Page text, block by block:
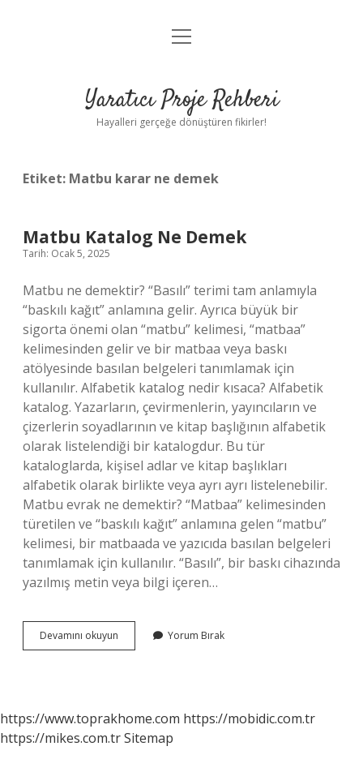
Anasayfa
Yasal Uyarı
menüyü
Yaratıcı Proje Rehberi
Hayalleri gerçeğe dönüştüren fikirler!
Etiket: Matbu karar ne demek
Matbu Katalog Ne Demek
Tarih: Ocak 5, 2025
Matbu ne demektir? “Basılı” terimi tam anlamıyla
“baskılı kağıt” anlamına gelir. Ayrıca büyük bir
sigorta önemi olan “matbu” kelimesi, “matbaa”
kelimesinden gelir ve bir matbaa veya baskı
atölyesinde basılan belgeleri tanımlamak için
kullanılır. Alfabetik katalog nedir kısaca? Alfabetik
katalog. Yazarların, çevirmenlerin, yayıncıların ve
çizerlerin soyadlarının ve kitap başlığının alfabetik
olarak listelendiği bir katalogdur. Bu tür
kataloglarda, kişisel adlar ve kitap başlıkları
alfabetik olarak birlikte veya ayrı ayrı listelenebilir.
Matbu evrak ne demektir? “Matbaa” kelimesinden
türetilen ve “baskılı kağıt” anlamına gelen “matbu”
kelimesi, bir matbaada ve yazıcıda basılan belgeleri
tanımlamak için kullanılır. “Basılı”, bir baskı cihazında
yazılmış metin veya bilgi içeren…
Devamını okuyun
Katalog
Yorum Bırak
https://www.toprakhome.com https://mobidic.com.tr
https://mikes.com.trSitemap